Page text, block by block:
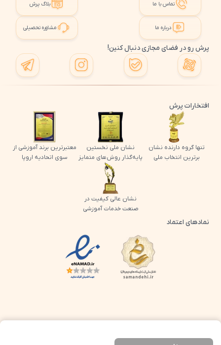
تماس با ما بلاگ پرش
درباره ما مشاوره تحصیلی
پرش رو در فضای مجازی دنبال کنین!
افتخارات پرش
تنها گروه دارنده نشان
برترین انتخاب ملی
نشان ملی نخستین
پایه‌گذار روش‌های متمایز
معتبرترین برند آموزشی از
سوی اتحادیه اروپا
نشان عالی کیفیت در
صنعت خدمات آموزشی
نمادهای اعتماد
لوگو اینماد پرش